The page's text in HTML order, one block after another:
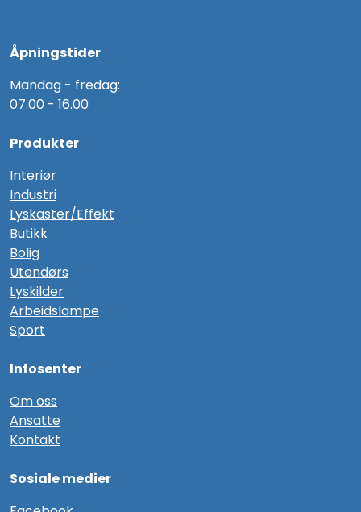
Åpningstider
Mandag - fredag:
07.00 - 16.00
Produkter
Interiør
Industri
Lyskaster/Effekt
Butikk
Bolig
Utendørs
Lyskilder
Arbeidslampe
Sport
Infosenter
Om oss
Ansatte
Kontakt
Sosiale medier